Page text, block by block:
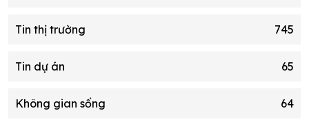
Tin thị trường 745
Tin dự án 65
Không gian sống 64